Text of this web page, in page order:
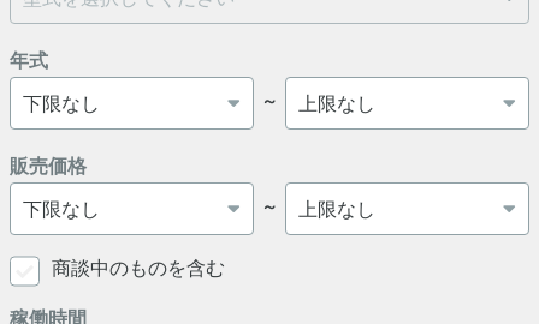
年式
～
販売価格
～
商談中のものを含む
稼働時間